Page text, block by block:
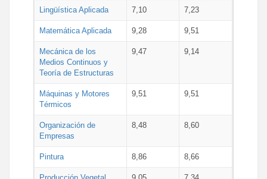
Lingüística Aplicada 7,10 7,23
Matemática Aplicada 9,28 9,51
Mecánica de los
Medios Continuos y
Teoría de Estructuras
9,47 9,14
Máquinas y Motores
Térmicos
9,51 9,51
Organización de
Empresas
8,48 8,60
Pintura 8,86 8,66